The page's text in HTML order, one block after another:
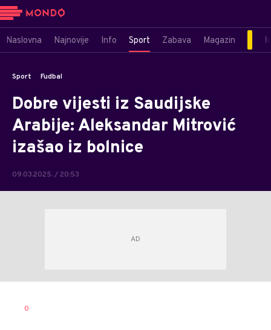
Naslovna Najnovije Info Sport Zabava Magazin
Sport Fudbal
Dobre vijesti iz Saudijske
Arabije: Aleksandar Mitrović
izašao iz bolnice
09.03.2025. / 20:53
AUTOR
0